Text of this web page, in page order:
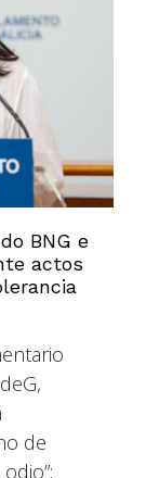
BNG e
actos
de